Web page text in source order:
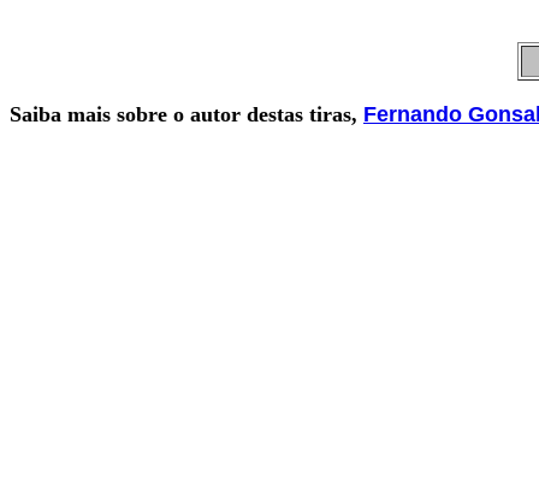
Saiba mais sobre o autor destas tiras, Fernando